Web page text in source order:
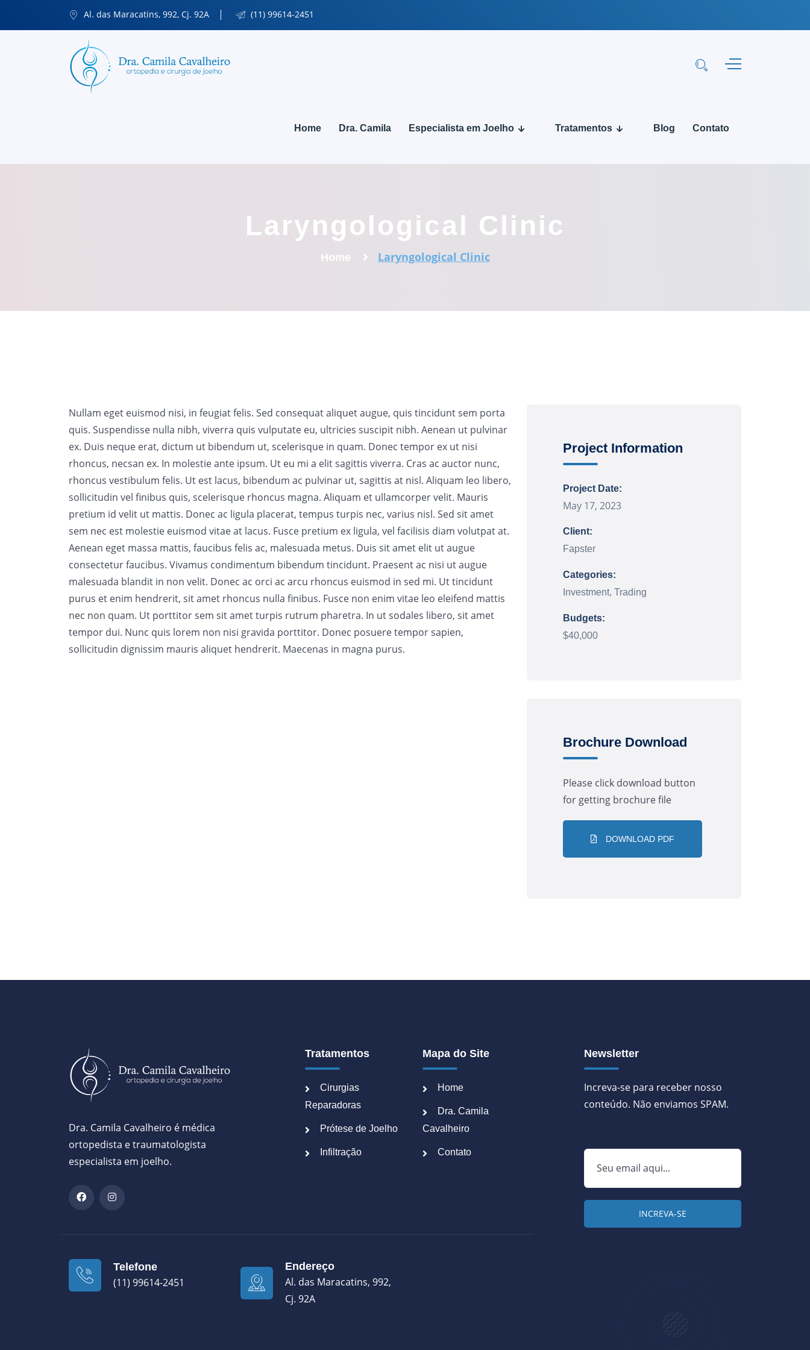
Al. das Maracatins, 992, Cj. 92A (11) 99614-2451
Home Dra. Camila Especialista em Joelho Tratamentos Blog Contato
Laryngological Clinic
Home Laryngological Clinic
Nullam eget euismod nisi, in feugiat felis. Sed consequat aliquet augue, quis tincidunt sem porta
quis. Suspendisse nulla nibh, viverra quis vulputate eu, ultricies suscipit nibh. Aenean ut pulvinar
ex. Duis neque erat, dictum ut bibendum ut, scelerisque in quam. Donec tempor ex ut nisi
rhoncus, necsan ex. In molestie ante ipsum. Ut eu mi a elit sagittis viverra. Cras ac auctor nunc,
rhoncus vestibulum felis. Ut est lacus, bibendum ac pulvinar ut, sagittis at nisl. Aliquam leo libero,
sollicitudin vel finibus quis, scelerisque rhoncus magna. Aliquam et ullamcorper velit. Mauris
pretium id velit ut mattis. Donec ac ligula placerat, tempus turpis nec, varius nisl. Sed sit amet
sem nec est molestie euismod vitae at lacus. Fusce pretium ex ligula, vel facilisis diam volutpat at.
Aenean eget massa mattis, faucibus felis ac, malesuada metus. Duis sit amet elit ut augue
consectetur faucibus. Vivamus condimentum bibendum tincidunt. Praesent ac nisi ut augue
malesuada blandit in non velit. Donec ac orci ac arcu rhoncus euismod in sed mi. Ut tincidunt
purus et enim hendrerit, sit amet rhoncus nulla finibus. Fusce non enim vitae leo eleifend mattis
nec non quam. Ut porttitor sem sit amet turpis rutrum pharetra. In ut sodales libero, sit amet
tempor dui. Nunc quis lorem non nisi gravida porttitor. Donec posuere tempor sapien,
sollicitudin dignissim mauris aliquet hendrerit. Maecenas in magna purus.
Project Information
Project Date:
May 17, 2023
Client:
Fapster
Categories:
Investment, Trading
Budgets:
$40,000
Brochure Download
Please click download button
for getting brochure file
DOWNLOAD PDF
Dra. Camila Cavalheiro é médica
ortopedista e traumatologista
especialista em joelho.
Tratamentos
Cirurgias
Reparadoras
Prótese de Joelho
Infiltração
Mapa do Site
Home
Dra. Camila
Cavalheiro
Contato
Telefone
(11) 99614-2451
Endereço
Al. das Maracatins, 992,
Cj. 92A
Newsletter
Increva-se para receber nosso
conteúdo. Não enviamos SPAM.